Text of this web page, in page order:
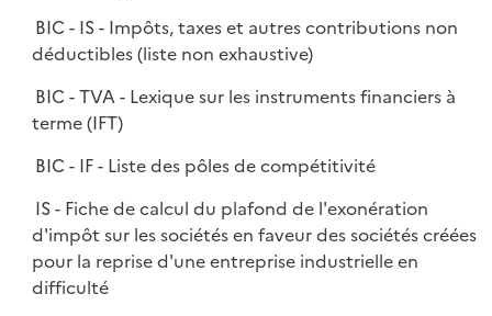
BIC - IS - Impôts, taxes et autres contributions non
déductibles (liste non exhaustive)
BIC - TVA - Lexique sur les instruments financiers à
terme (IFT)
BIC - IF - Liste des pôles de compétitivité
IS - Fiche de calcul du plafond de l'exonération
d'impôt sur les sociétés en faveur des sociétés créées
pour la reprise d'une entreprise industrielle en
difficulté